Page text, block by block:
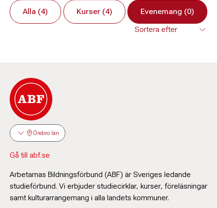
Alla (4) Kurser (4) Evenemang (0)
Örebro län
Gå till abf.se
Arbetarnas Bildningsförbund (ABF) är Sveriges ledande
studieförbund. Vi erbjuder studiecirklar, kurser, föreläsningar
samt kulturarrangemang i alla landets kommuner.